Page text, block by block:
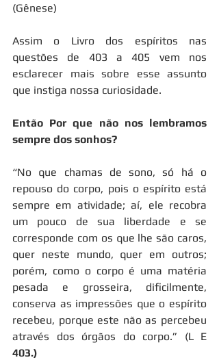
(Gênese)
Assim o Livro dos espíritos nas
questões de 403 a 405 vem nos
esclarecer mais sobre esse assunto
que instiga nossa curiosidade.
Então Por que não nos lembramos
sempre dos sonhos?
“No que chamas de sono, só há o
repouso do corpo, pois o espírito está
sempre em atividade; aí, ele recobra
um pouco de sua liberdade e se
corresponde com os que lhe são caros,
quer neste mundo, quer em outros;
porém, como o corpo é uma matéria
pesada e grosseira, dificilmente,
conserva as impressões que o espírito
recebeu, porque este não as percebeu
403.)